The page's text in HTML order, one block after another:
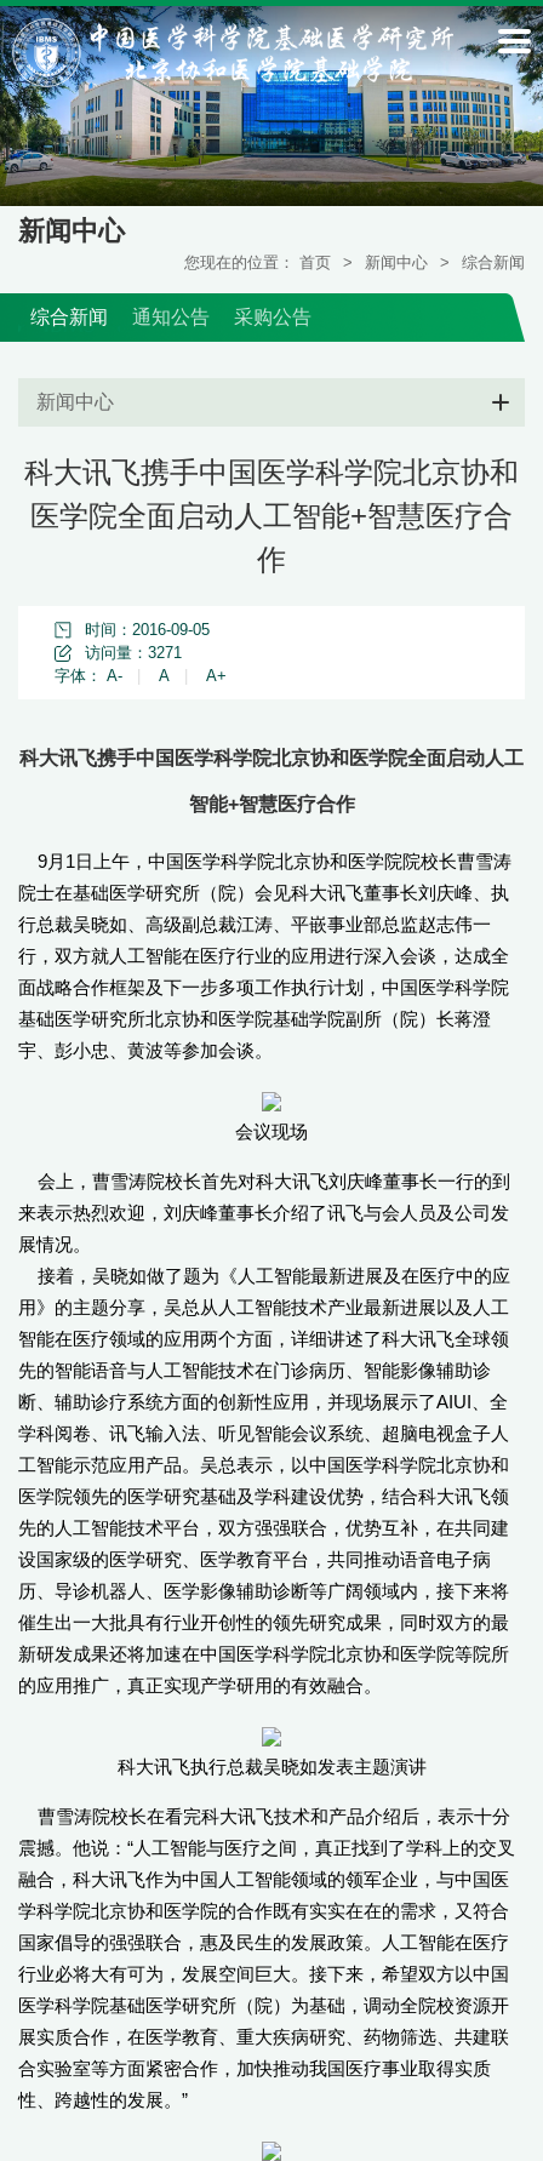
新闻中心
您现在的位置： 首页 > 新闻中心 > 综合新闻
综合新闻 通知公告 采购公告
新闻中心
科大讯飞携手中国医学科学院北京协和
医学院全面启动人工智能+智慧医疗合
作
时间：2016-09-05
访问量： 3271
字体： A- A A+
科大讯飞携手中国医学科学院北京协和医学院全面启动人工
智能+智慧医疗合作
9月1日上午，中国医学科学院北京协和医学院院校长曹雪涛
院士在基础医学研究所（院）会见科大讯飞董事长刘庆峰、执
行总裁吴晓如、高级副总裁江涛、平嵌事业部总监赵志伟一
行，双方就人工智能在医疗行业的应用进行深入会谈，达成全
面战略合作框架及下一步多项工作执行计划，中国医学科学院
基础医学研究所北京协和医学院基础学院副所（院）长蒋澄
宇、彭小忠、黄波等参加会谈。
会议现场
会上，曹雪涛院校长首先对科大讯飞刘庆峰董事长一行的到
来表示热烈欢迎，刘庆峰董事长介绍了讯飞与会人员及公司发
展情况。
接着，吴晓如做了题为《人工智能最新进展及在医疗中的应
用》的主题分享，吴总从人工智能技术产业最新进展以及人工
智能在医疗领域的应用两个方面，详细讲述了科大讯飞全球领
先的智能语音与人工智能技术在门诊病历、智能影像辅助诊
断、辅助诊疗系统方面的创新性应用，并现场展示了AIUI、全
学科阅卷、讯飞输入法、听见智能会议系统、超脑电视盒子人
工智能示范应用产品。吴总表示，以中国医学科学院北京协和
医学院领先的医学研究基础及学科建设优势，结合科大讯飞领
先的人工智能技术平台，双方强强联合，优势互补，在共同建
设国家级的医学研究、医学教育平台，共同推动语音电子病
历、导诊机器人、医学影像辅助诊断等广阔领域内，接下来将
催生出一大批具有行业开创性的领先研究成果，同时双方的最
新研发成果还将加速在中国医学科学院北京协和医学院等院所
的应用推广，真正实现产学研用的有效融合。
科大讯飞执行总裁吴晓如发表主题演讲
曹雪涛院校长在看完科大讯飞技术和产品介绍后，表示十分
震撼。他说：“人工智能与医疗之间，真正找到了学科上的交叉
融合，科大讯飞作为中国人工智能领域的领军企业，与中国医
学科学院北京协和医学院的合作既有实实在在的需求，又符合
国家倡导的强强联合，惠及民生的发展政策。人工智能在医疗
行业必将大有可为，发展空间巨大。接下来，希望双方以中国
医学科学院基础医学研究所（院）为基础，调动全院校资源开
展实质合作，在医学教育、重大疾病研究、药物筛选、共建联
合实验室等方面紧密合作，加快推动我国医疗事业取得实质
性、跨越性的发展。”